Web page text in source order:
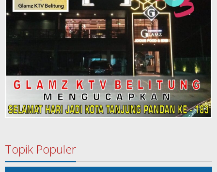
Topik Populer